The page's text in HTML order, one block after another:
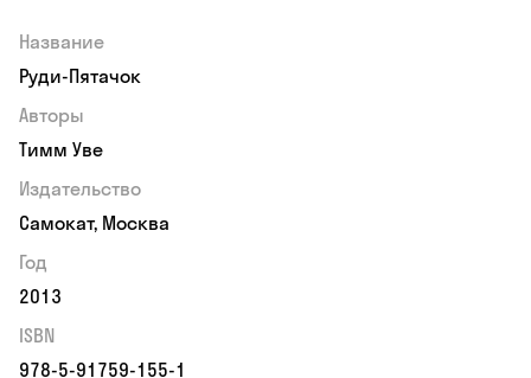
Название
Руди-Пятачок
Авторы
Тимм Уве
Издательство
Самокат, Москва
Год
2013
ISBN
978-5-91759-155-1